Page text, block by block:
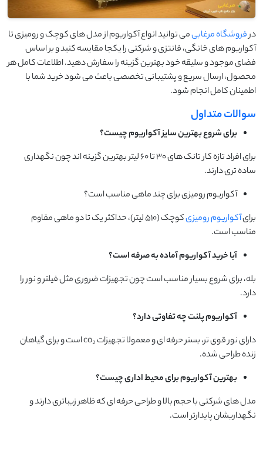
درفروشگاه مرغابیمی توانید انواع آکواریوم از مدل های کوچک و رومیزی تا
آکواریوم های خانگی، فانتزی و شرکتی را یکجا مقایسه کنید و بر اساس
فضای موجود و سلیقه خود بهترین گزینه را سفارش دهید. اطلاعات کامل هر
محصول، ارسال سریع و پشتیبانی تخصصی باعث می شود خرید شما با
اطمینان کامل انجام شود.
سوالات متداول
برای شروع بهترین سایز آکواریوم چیست؟
برای افراد تازه کار تانک های ۳۰ تا ۶۰ لیتر بهترین گزینه اند چون نگهداری
ساده تری دارند.
آکواریوم رومیزی برای چند ماهی مناسب است؟
برایآکواریوم رومیزی
کوچک (۵۱۰ لیتر)، حداکثر یک تا دو ماهی مقاوم
مناسب است.
آیا خرید آکواریوم آماده به صرفه است؟
بله، برای شروع بسیار مناسب است چون تجهیزات ضروری مثل فیلتر و نور را
دارد.
آکواریوم پلنت چه تفاوتی دارد؟
دارای نور قوی تر، بستر حرفه ای و معمولا تجهیزات co₂ است و برای گیاهان
زنده طراحی شده.
بهترین آکواریوم برای محیط اداری چیست؟
مدل های شرکتی با حجم بالا و طراحی حرفه ای که ظاهر زیباتری دارند و
نگهداریشان پایدارتر است.